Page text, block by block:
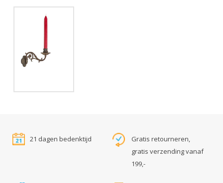
21 dagen bedenktijd
Gratis retourneren,
gratis verzending vanaf
199,-